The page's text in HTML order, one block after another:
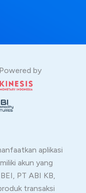
by
aplikasi
akun yang
PT ABI KB,
transaksi